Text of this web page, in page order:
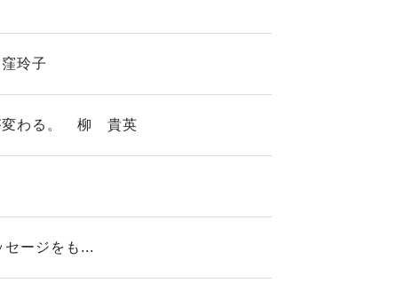
玲子
変わる。 柳 貴英
セージをも...